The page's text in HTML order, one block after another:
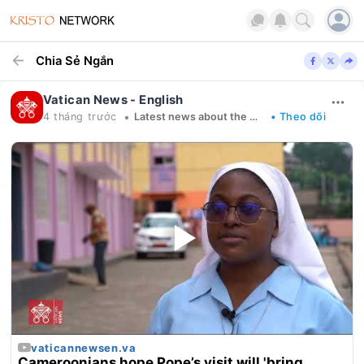
Chia Sẻ Ngắn
Vatican News - English
4 tháng trước • Latest news about the Church in the world • Theo dõi
vaticannewsen.va